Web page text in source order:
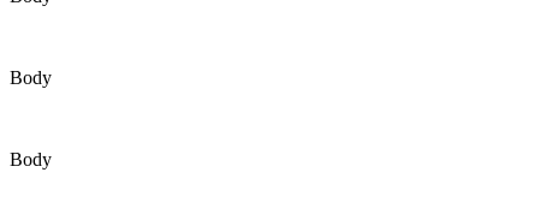
Body
Body